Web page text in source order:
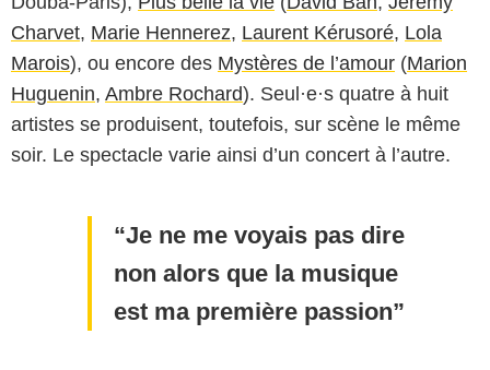
Charvet, Marie Hennerez, Laurent Kérusoré, Lola
Marois), ou encore des Mystères de l’amour (Marion
Huguenin, Ambre Rochard). Seul·e·s quatre à huit
artistes se produisent, toutefois, sur scène le même
soir. Le spectacle varie ainsi d’un concert à l’autre.
Je ne me voyais pas dire
non alors que la musique
est ma première passion